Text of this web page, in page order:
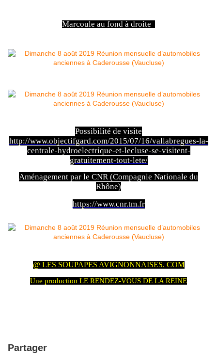
Marcoule au fond à droite
Possibilité de visite
http://www.objectifgard.com/2015/07/16/vallabregues-la-
centrale-hydroelectrique-et-lecluse-se-visitent-
gratuitement-tout-lete/
Aménagement par le CNR (Compagnie Nationale du
Rhône)
https://www.cnr.tm.fr
@ LES SOUPAPES AVIGNONNAISES. COM
Une production LE RENDEZ-VOUS DE LA REINE
Partager